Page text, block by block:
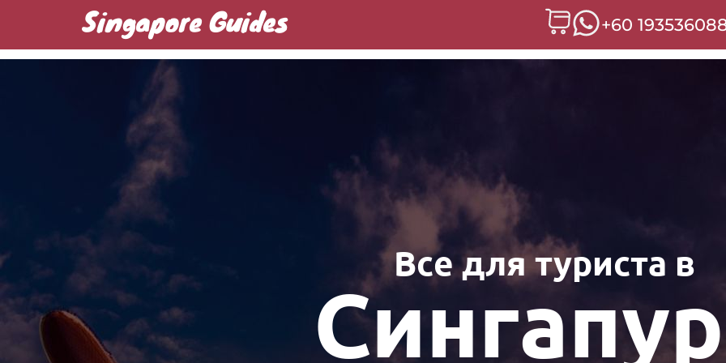
Singapore Guides +60
Домашняя
Все для туриста в